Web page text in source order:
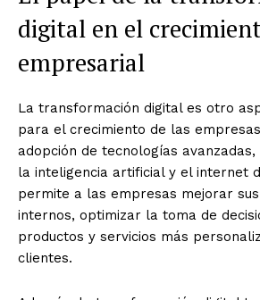
digital en el
empresarial
La transformación digital es otro
para el crecimiento de las
adopción de tecnologías
la inteligencia artificial y el internet
permite a las empresas mejorar
internos, optimizar la toma de
productos y servicios más
clientes.